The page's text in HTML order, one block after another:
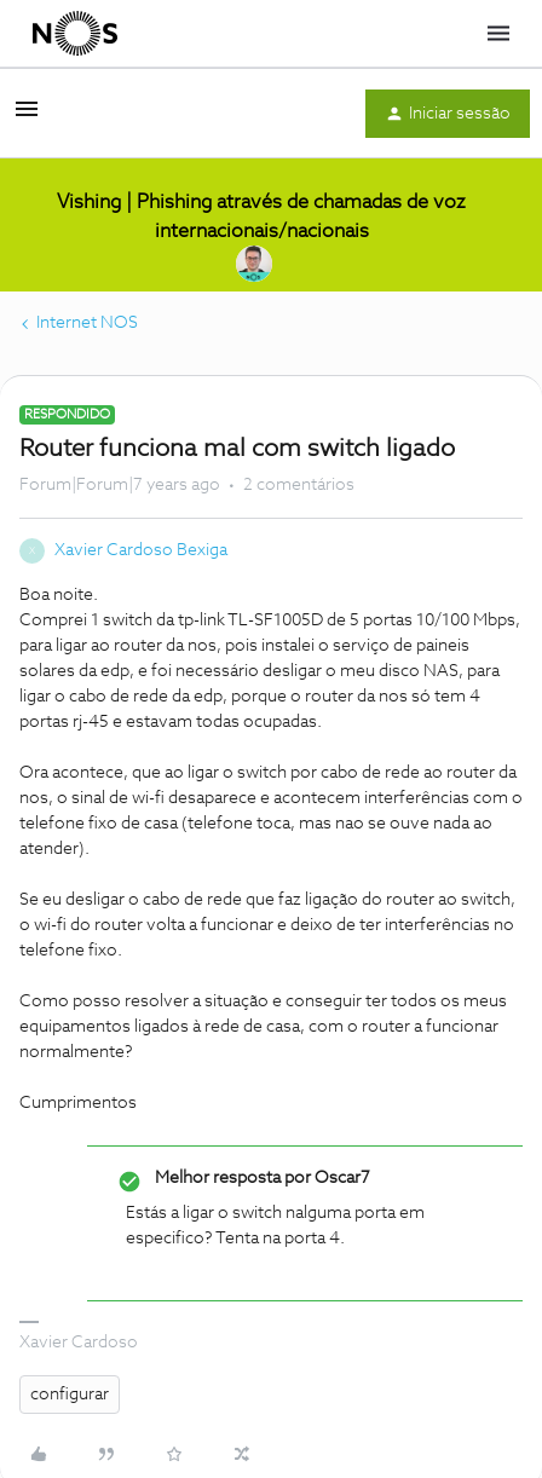
Menu
Iniciar sessão
Vishing | Phishing através de chamadas de voz
internacionais/nacionais
Internet NOS
RESPONDIDO
Router funciona mal com switch ligado
Forum|Forum|7 years ago 2 comentários
X Xavier Cardoso Bexiga
Boa noite.
Comprei 1 switch da tp-link TL-SF1005D de 5 portas 10/100 Mbps,
para ligar ao router da nos, pois instalei o serviço de paineis
solares da edp, e foi necessário desligar o meu disco NAS, para
ligar o cabo de rede da edp, porque o router da nos só tem 4
portas rj-45 e estavam todas ocupadas.
Ora acontece, que ao ligar o switch por cabo de rede ao router da
nos, o sinal de wi-fi desaparece e acontecem interferências com o
telefone fixo de casa (telefone toca, mas nao se ouve nada ao
atender).
Se eu desligar o cabo de rede que faz ligação do router ao switch,
o wi-fi do router volta a funcionar e deixo de ter interferências no
telefone fixo.
Como posso resolver a situação e conseguir ter todos os meus
equipamentos ligados à rede de casa, com o router a funcionar
normalmente?
Cumprimentos
Melhor resposta porOscar7
Estás a ligar o switch nalguma porta em
especifico? Tenta na porta 4.
Xavier Cardoso
configurar